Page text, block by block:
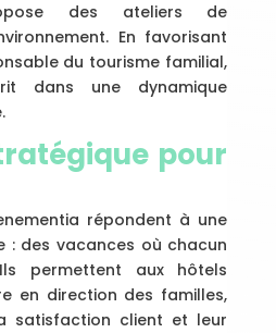
des ateliers de
En favorisant
du tourisme familial,
dans une dynamique
pour
répondent à une
: des vacances où chacun
permettent aux hôtels
en direction des familles,
satisfaction client et leur